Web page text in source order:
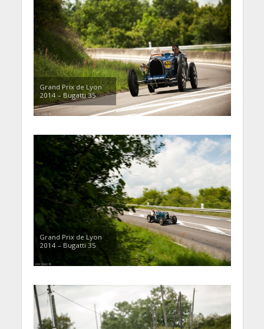
Grand Prix de Lyon
2014 – Bugatti 35
Grand Prix de Lyon
2014 – Bugatti 35